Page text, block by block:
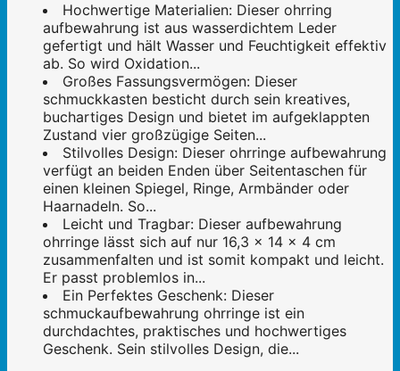
Hochwertige Materialien: Dieser ohrring
aufbewahrung ist aus wasserdichtem Leder
gefertigt und hält Wasser und Feuchtigkeit effektiv
ab. So wird Oxidation...
Großes Fassungsvermögen: Dieser
schmuckkasten besticht durch sein kreatives,
buchartiges Design und bietet im aufgeklappten
Zustand vier großzügige Seiten...
Stilvolles Design: Dieser ohrringe aufbewahrung
verfügt an beiden Enden über Seitentaschen für
einen kleinen Spiegel, Ringe, Armbänder oder
Haarnadeln. So...
Leicht und Tragbar: Dieser aufbewahrung
ohrringe lässt sich auf nur 16,3 x 14 x 4 cm
zusammenfalten und ist somit kompakt und leicht.
Er passt problemlos in...
Ein Perfektes Geschenk: Dieser
schmuckaufbewahrung ohrringe ist ein
durchdachtes, praktisches und hochwertiges
Geschenk. Sein stilvolles Design, die...